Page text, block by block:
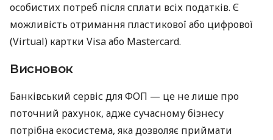
особистих потреб після сплати всіх податків. Є
можливість отримання пластикової або цифрової
(Virtual) картки Visa або Mastercard.
Висновок
Банківський сервіс для ФОП — це не лише про
поточний рахунок, адже сучасному бізнесу
потрібна екосистема, яка дозволяє приймати